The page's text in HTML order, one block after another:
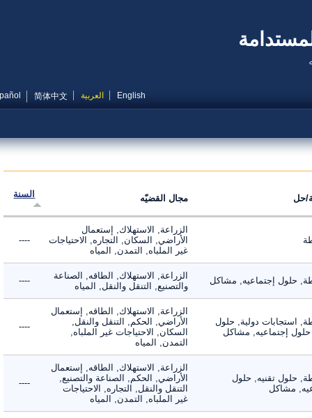
English العربية 简体中文
Español
مجال القضيّه السنة
الزراعة, الاستهلاك, إستعمال
الأراضي, السكان, التجاره, الاحتياجات
غير الملباه, التمدن, المياه
----
حلول إجتماعيه, مشاكل
الزراعة, الاستهلاك, الطاقه, الصناعة
والتصنيع, التنقل والنقل, المياه
----
استجابات دولية, حلول
إجتماعيه, مشاكل
الزراعة, الاستهلاك, الطاقه, إستعمال
الأراضي, الحكم, التنقل والنقل,
السكان, الاحتياجات غير الملباه,
التمدن, المياه
----
حلول تقنيه, حلول
مشاكل
الزراعة, الاستهلاك, الطاقه, إستعمال
الأراضي, الحكم, الصناعة والتصنيع,
التنقل والنقل, التجاره, الاحتياجات
غير الملباه, التمدن, المياه
----